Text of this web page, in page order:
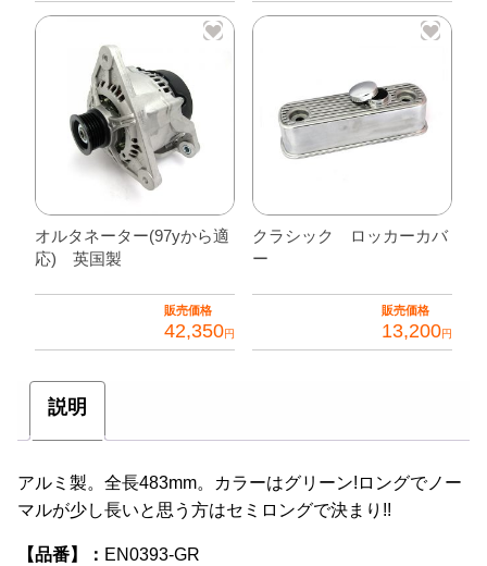
オルタネーター(97yから適
応) 英国製
販売価格
42,350円
クラシック ロッカーカバ
ー
販売価格
13,200円
説明
アルミ製。全長483mm。カラーはグリーン!ロングでノー
マルが少し長いと思う方はセミロングで決まり!!
【品番】： EN0393-GR